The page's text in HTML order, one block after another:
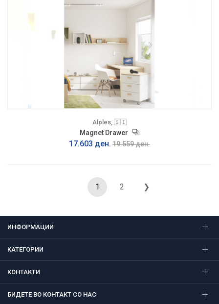
Alples, 🇸🇮
Magnet Drawer
17.603 ден. 19.559 ден.
1 2 ❯
ИНФОРМАЦИИ
КАТЕГОРИИ
КОНТАКТИ
БИДЕТЕ ВО КОНТАКТ СО НАС